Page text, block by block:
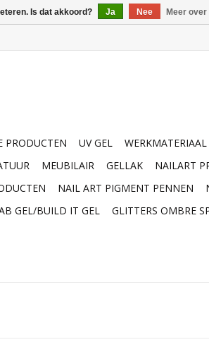
PRODUCTEN UV GEL WERKMATERIAAL
MEUBILAIR GELLAK NAILART
NAIL ART PIGMENT PENNEN
GEL/BUILD IT GEL GLITTERS OMBRE
Is dat akkoord? Ja Nee Meer